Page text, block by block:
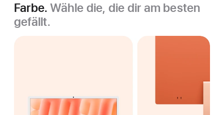
Farbe. Wähle die, die dir am besten
gefällt.